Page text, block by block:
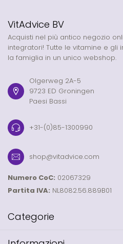
VitAdvice BV
Acquisti nel più antico negozio
integratori! Tutte le vitamine e
la famiglia in un unico webshop.
Olgerweg 2A-5
9723 ED Groningen
Paesi Bassi
+31-(0)85-1300990
shop@vitadvice.com
Numero CoC: 02067329
Partita IVA: NL8082.56.889B01
Categorie